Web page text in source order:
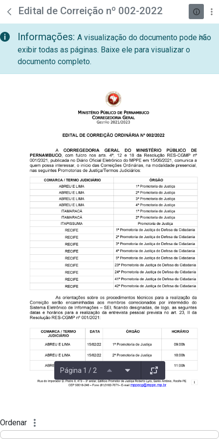
Pular para o Conteúdo principal
teste descricao
Edital de Correição nº 002-2022
Informações: A visualização do documento pode não
exibir todas as páginas. Baixe ele para visualizar o
documento completo.
Página 1 / 2
Ordenar